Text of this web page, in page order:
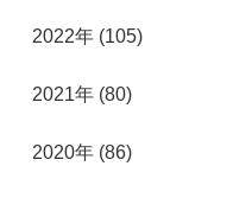
2022年 (105)
2021年 (80)
2020年 (86)